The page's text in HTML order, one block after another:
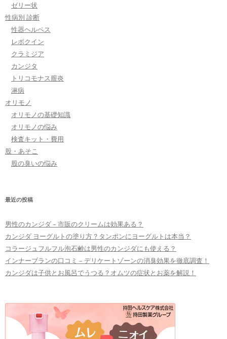
ゼリー状
性病別 診断
性器ヘルペス
レボクイン
クラミジア
カンジタ
トリコモナス膣炎
淋病
オリモノ
オリモノの基礎知識
オリモノの悩み
検査キット・費用
股・あそこ
股の臭いの悩み
最近の投稿
男性のカンジダ – 市販のクリームは効果ある？
カンジダ ヨーグルトの塗り方？タンポンにヨーグルトは本当？
コラージュフルフル泡石鹸は男性のカンジダにも使える？
インナーブランの口コミ – デリケートゾーンの消臭効果を徹底調査！
カンジダは子供とお風呂でうつる？オムツの症状とお薬を解説！